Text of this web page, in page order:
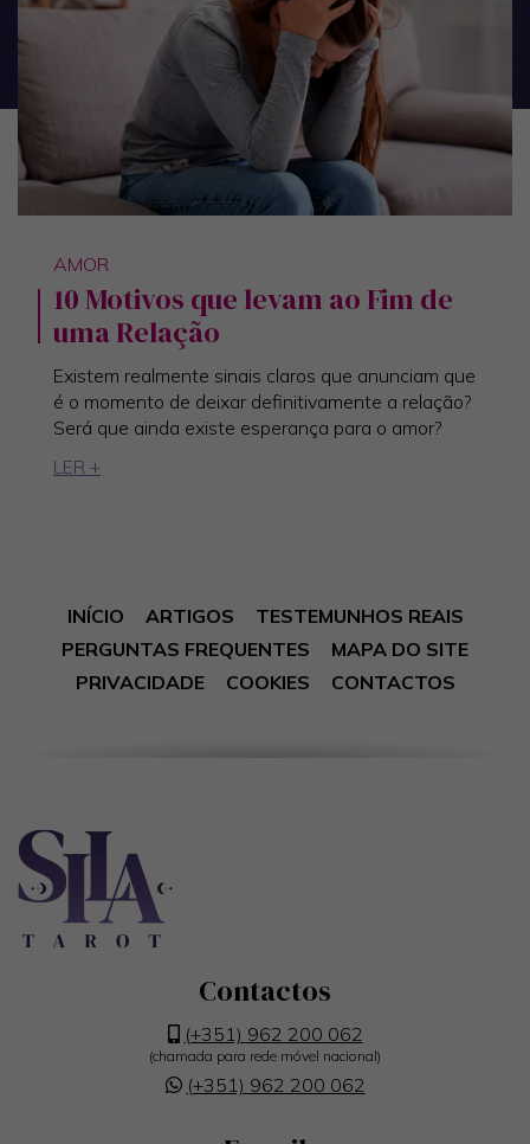
AMOR
10 Motivos que levam ao Fim de
uma Relação
Existem realmente sinais claros que anunciam que
é o momento de deixar definitivamente a relação?
Será que ainda existe esperança para o amor?
LER +
INÍCIO ARTIGOS
TESTEMUNHOS REAIS
PERGUNTAS FREQUENTES
MAPA DO SITE
PRIVACIDADE
COOKIES CONTACTOS
Contactos
(+351) 962 200 062
(chamada para rede móvel nacional)
(+351) 962 200 062